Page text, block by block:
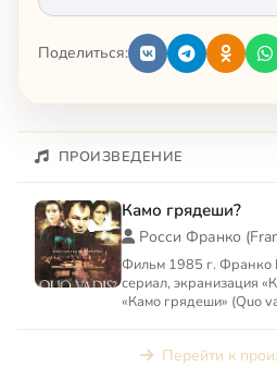
Поделиться:
ПРОИЗВЕДЕНИЕ
Камо грядеши?
Росси Франко
Фильм 1985 г. Франко
сериал, экранизация
«Камо грядеши» (Quo
Перейти к